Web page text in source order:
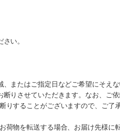
い。
またはご指定日などご希望にそえな
りさせていただきます。なお、ご
することがございますので、ご了承
荷物を転送する場合、お届け先様に